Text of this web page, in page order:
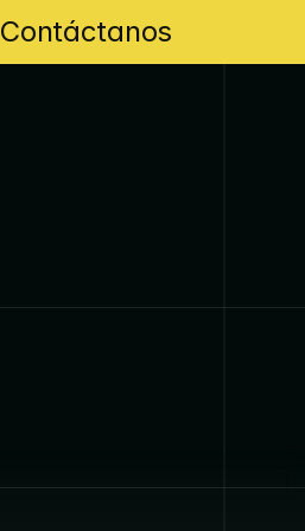
Contáctanos